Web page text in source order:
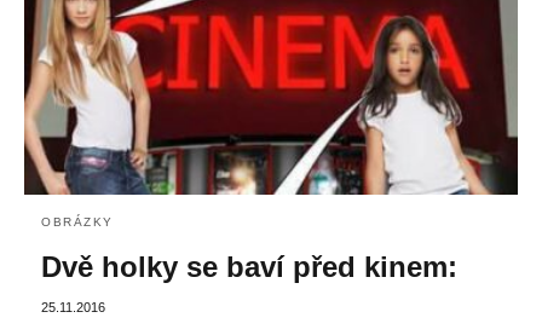
OBRÁZKY
Dvě holky se baví před kinem:
25.11.2016